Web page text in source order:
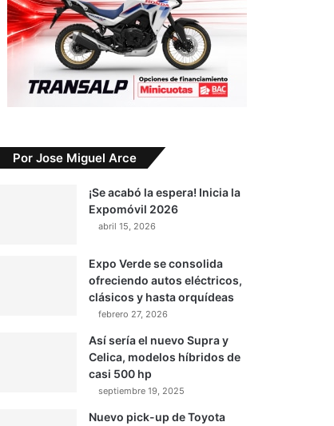
Por Jose Miguel Arce
¡Se acabó la espera! Inicia la
Expomóvil 2026
abril 15, 2026
Expo Verde se consolida
ofreciendo autos eléctricos,
clásicos y hasta orquídeas
febrero 27, 2026
Así sería el nuevo Supra y
Celica, modelos híbridos de
casi 500 hp
septiembre 19, 2025
Nuevo pick-up de Toyota